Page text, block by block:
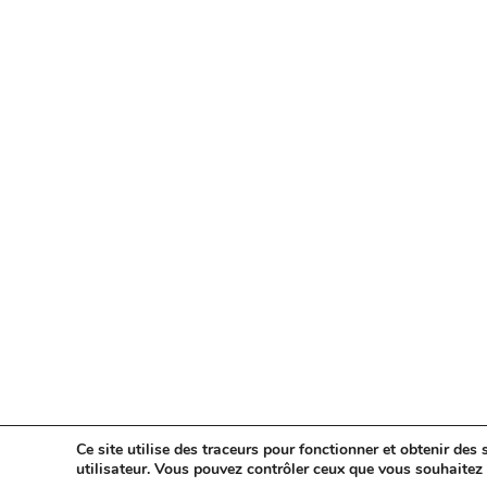
Ce site utilise des traceurs pour fonctionner et obtenir
utilisateur. Vous pouvez contrôler ceux que vous